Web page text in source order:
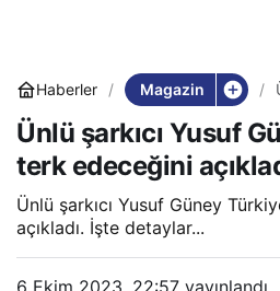
Haberler Magazin
Ünlü şarkıcı Yusuf
terk edeceğini
Ünlü şarkıcı Yusuf Güney
açıkladı. İşte detaylar...
6 Ekim 2023, 22:57 yayınlandı